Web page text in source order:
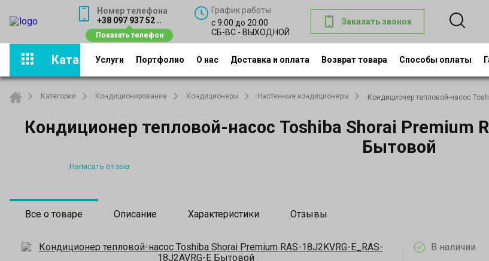
Номер телефона
+38 097 937 52 ..
График работы
с 9:00 до 20:00
СБ-ВС - ВЫХОДНОЙ
Заказать звонок
Услуги Портфолио О нас Доставка и оплата Возврат товара Способы оплаты
Каталог
Категории Кондиционирование Кондиционеры Настенные кондиционеры Кондиционер тепловой-насос
Кондиционер тепловой-насос Toshiba Shorai Premium
Бытовой
Написать отзыв
Все о товаре Описание Характеристики Отзывы
В наличии